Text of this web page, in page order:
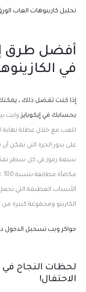
تحليل كازينوهات العاب
أفضل طرق
في
إذا كنت تفضل ذلك ،
بحسابك في إيكوبايزوايت
للعب مع خلال عطلة نهاية
على يدور الحرة التي يمكن
سبعة رموز في كل سطر تمثل
الأسباب العظيمة التي تجعل
الكازينو ومجموعة كبيرة
جواكر ويب تسجيل الدخول
لحظات النجاح في
الاحتفال!